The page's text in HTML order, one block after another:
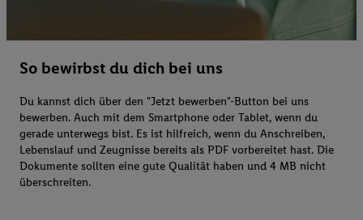
So bewirbst du dich bei uns
Du kannst dich über den "Jetzt bewerben"-Button bei uns
bewerben. Auch mit dem Smartphone oder Tablet, wenn du
gerade unterwegs bist. Es ist hilfreich, wenn du Anschreiben,
Lebenslauf und Zeugnisse bereits als PDF vorbereitet hast. Die
Dokumente sollten eine gute Qualität haben und 4 MB nicht
überschreiten.